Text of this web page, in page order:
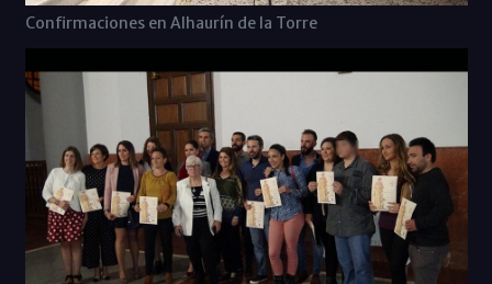
Confirmaciones en Alhaurín de la Torre